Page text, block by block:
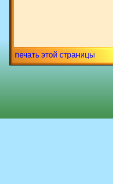
печать этой страницы